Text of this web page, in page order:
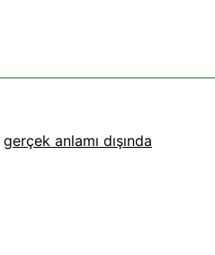
gerçek anlamı dışında